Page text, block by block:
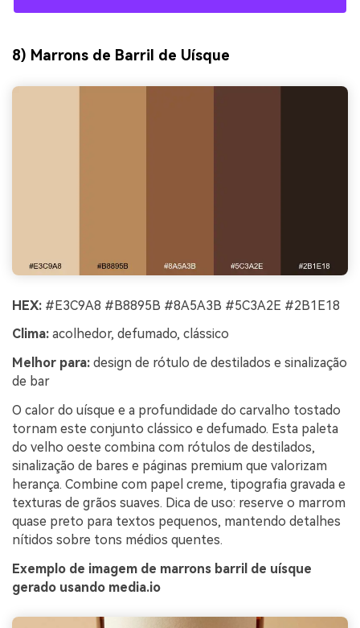
8) Marrons de Barril de Uísque
HEX: #E3C9A8 #B8895B #8A5A3B #5C3A2E #2B1E18
Clima: acolhedor, defumado, clássico
Melhor para: design de rótulo de destilados e sinalização
de bar
O calor do uísque e a profundidade do carvalho tostado
tornam este conjunto clássico e defumado. Esta paleta
do velho oeste combina com rótulos de destilados,
sinalização de bares e páginas premium que valorizam
herança. Combine com papel creme, tipografia gravada e
texturas de grãos suaves. Dica de uso: reserve o marrom
quase preto para textos pequenos, mantendo detalhes
nítidos sobre tons médios quentes.
Exemplo de imagem de marrons barril de uísque
gerado usando media.io